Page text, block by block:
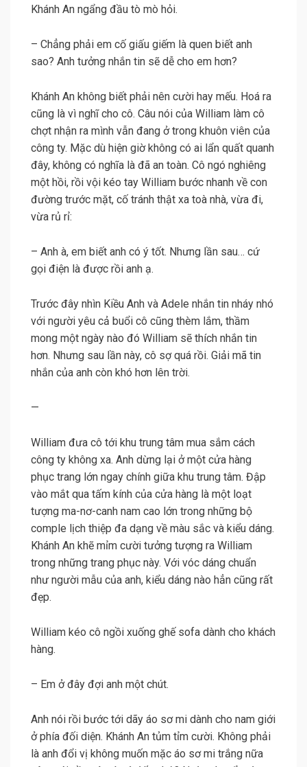
Khánh An ngẩng đầu tò mò hỏi.
– Chẳng phải em cố giấu giếm là quen biết anh
sao? Anh tưởng nhắn tin sẽ dễ cho em hơn?
Khánh An không biết phải nên cười hay mếu. Hoá ra
cũng là vì nghĩ cho cô. Câu nói của William làm cô
chợt nhận ra mình vẫn đang ở trong khuôn viên của
công ty. Mặc dù hiện giờ không có ai lẩn quất quanh
đây, không có nghĩa là đã an toàn. Cô ngó nghiêng
một hồi, rồi vội kéo tay William bước nhanh về con
đường trước mặt, cố tránh thật xa toà nhà, vừa đi,
vừa rủ rỉ:
– Anh à, em biết anh có ý tốt. Nhưng lần sau… cứ
gọi điện là được rồi anh ạ.
Trước đây nhìn Kiều Anh và Adele nhắn tin nháy nhó
với người yêu cả buổi cô cũng thèm lắm, thầm
mong một ngày nào đó William sẽ thích nhắn tin
hơn. Nhưng sau lần này, cô sợ quá rồi. Giải mã tin
nhắn của anh còn khó hơn lên trời.
—
William đưa cô tới khu trung tâm mua sắm cách
công ty không xa. Anh dừng lại ở một cửa hàng
phục trang lớn ngay chính giữa khu trung tâm. Đập
vào mắt qua tấm kính của cửa hàng là một loạt
tượng ma-nơ-canh nam cao lớn trong những bộ
comple lịch thiệp đa dạng về màu sắc và kiểu dáng.
Khánh An khẽ mỉm cười tưởng tượng ra William
trong những trang phục này. Với vóc dáng chuẩn
như người mẫu của anh, kiểu dáng nào hẳn cũng rất
đẹp.
William kéo cô ngồi xuống ghế sofa dành cho khách
hàng.
– Em ở đây đợi anh một chút.
Anh nói rồi bước tới dãy áo sơ mi dành cho nam giới
ở phía đối diện. Khánh An tủm tỉm cười. Không phải
là anh đổi vị không muốn mặc áo sơ mi trắng nữa